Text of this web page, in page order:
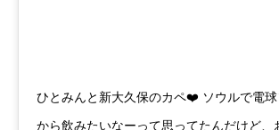
ひとみんと新大久保のカペ❤️ ソウルで電
から飲みたいなーって思ってたんだけど、